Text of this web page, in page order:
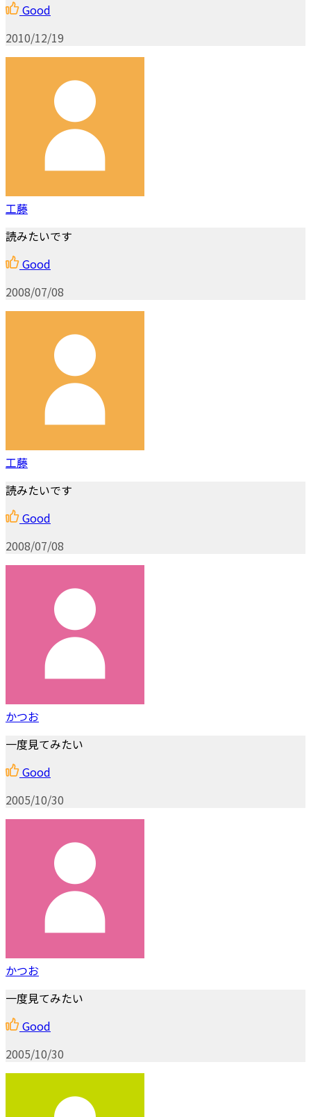
Good
2010/12/19
工藤
読みたいです
Good
2008/07/08
工藤
読みたいです
Good
2008/07/08
かつお
一度見てみたい
Good
2005/10/30
かつお
一度見てみたい
Good
2005/10/30